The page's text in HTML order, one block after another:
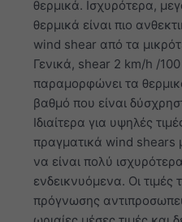
θερμικά. Ισχυρότερα,
θερμικά είναι πιο
wind shear από τα
Γενικά, shear 2 km/h /
παραμορφώνει τα
βαθμό που είναι
Ιδιαίτερα για υψηλές
πραγματικά wind shears
να είναι πολύ
ενδεικνυόμενα. Οι τιμές
πρόγνωσης